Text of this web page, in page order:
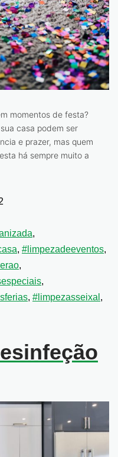
momentos de festa?
casa podem ser
e prazer, mas quem
há sempre muito a
,
, #limpezadeeventos,
,
,
, #limpezasseixal ,